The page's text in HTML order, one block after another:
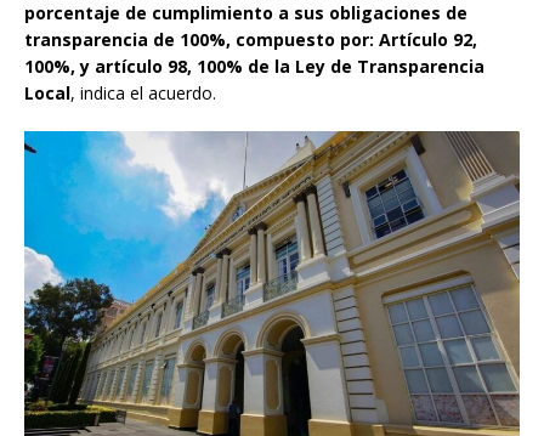
porcentaje de cumplimiento a sus obligaciones de
transparencia de 100%, compuesto por: Artículo 92,
100%, y artículo 98, 100% de la Ley de Transparencia
Local, indica el acuerdo.